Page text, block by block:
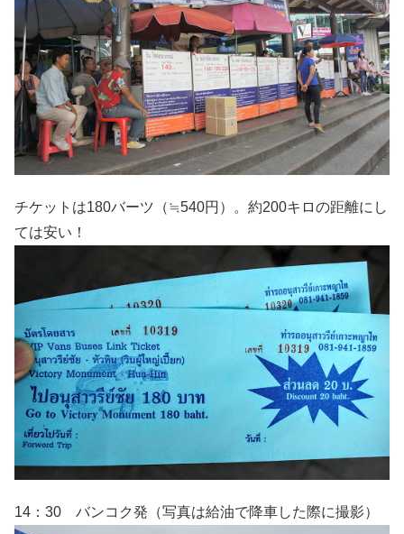
チケットは180バーツ（≒540円）。約200キロの距離にし
ては安い！
14：30 バンコク発（写真は給油で降車した際に撮影）